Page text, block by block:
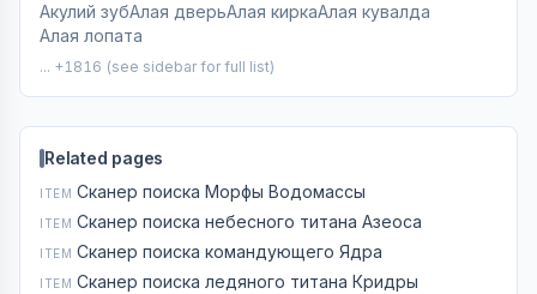
Акулий зубАлая дверьАлая киркаАлая кувалда
Алая лопата
... +1816 (see sidebar for full list)
Related pages
ITEM Сканер поиска Морфы Водомассы
ITEM Сканер поиска небесного титана Азеоса
ITEM Сканер поиска командующего Ядра
ITEM Сканер поиска ледяного титана Кридры